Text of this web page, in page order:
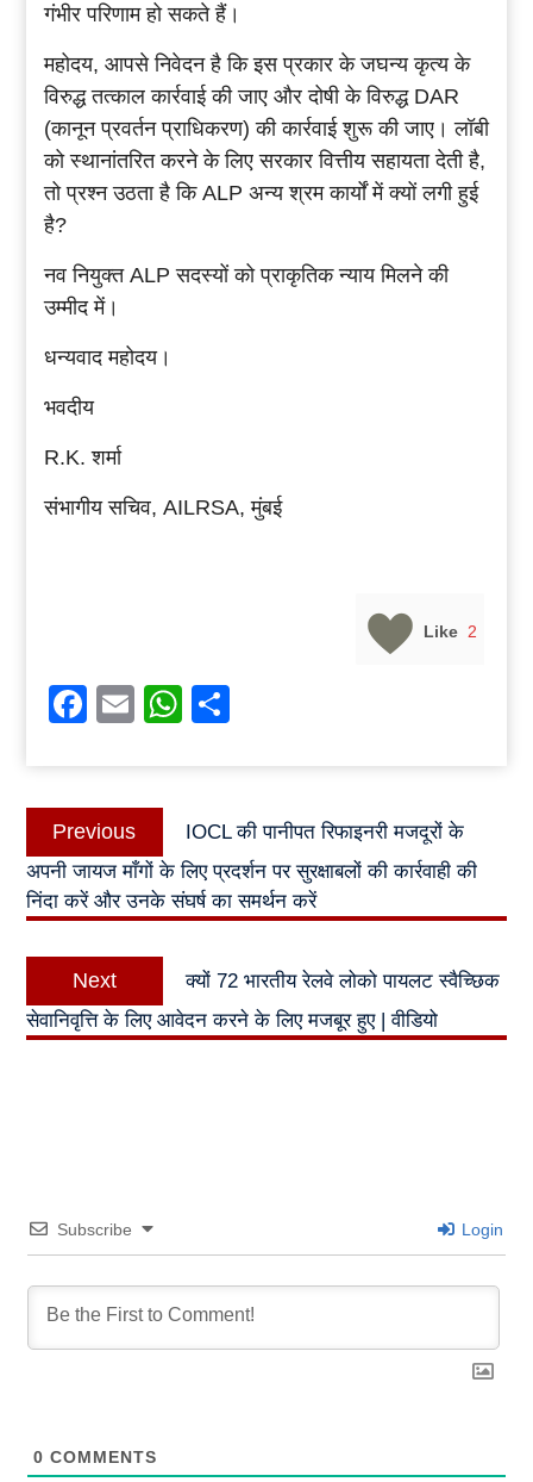
गंभीर परिणाम हो सकते हैं।
महोदय, आपसे निवेदन है कि इस प्रकार के जघन्य कृत्य के
विरुद्ध तत्काल कार्रवाई की जाए और दोषी के विरुद्ध DAR
(कानून प्रवर्तन प्राधिकरण) की कार्रवाई शुरू की जाए। लॉबी
को स्थानांतरित करने के लिए सरकार वित्तीय सहायता देती है,
तो प्रश्न उठता है कि ALP अन्य श्रम कार्यों में क्यों लगी हुई
है?
नव नियुक्त ALP सदस्यों को प्राकृतिक न्याय मिलने की
उम्मीद में।
धन्यवाद महोदय।
भवदीय
R.K. शर्मा
संभागीय सचिव, AILRSA, मुंबई
Like 2
Facebook
EmailWhatsApp
Post
navigation
Previous
Previous
post:
IOCL की पानीपत रिफाइनरी मजदूरों के
अपनी जायज माँगों के लिए प्रदर्शन पर सुरक्षाबलों की कार्रवाही की
निंदा करें और उनके संघर्ष का समर्थन करें
Next
Next
post:
क्यों 72 भारतीय रेलवे लोको पायलट स्वैच्छिक
सेवानिवृत्ति के लिए आवेदन करने के लिए मजबूर हुए | वीडियो
Subscribe Login
0 COMMENTS